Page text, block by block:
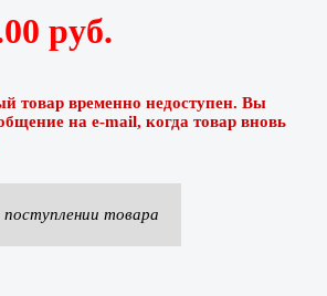
руб.
товар временно недоступен. Вы
на e-mail, когда товар вновь
товара